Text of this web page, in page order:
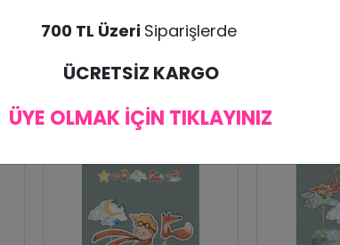
700 TL Üzeri Siparişlerde
ÜCRETSİZ KARGO
ÜYE OLMAK İÇİN TIKLAYINIZ